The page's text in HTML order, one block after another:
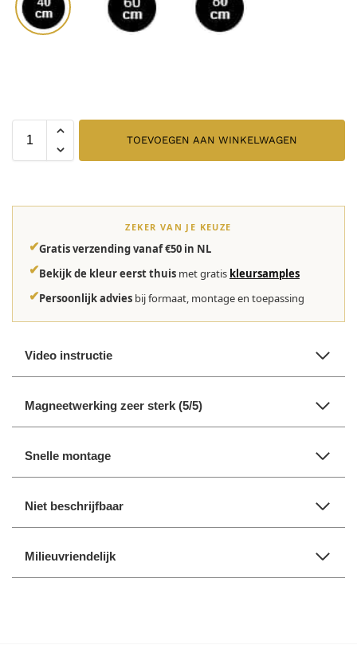
TOEVOEGEN AAN WINKELWAGEN
ZEKER VAN JE KEUZE
✔Gratis verzending vanaf €50 in NL
✔Bekijk de kleur eerst thuis met gratis kleursamples
✔Persoonlijk advies bij formaat, montage en toepassing
Video instructie
Magneetwerking zeer sterk (5/5)
Snelle montage
Niet beschrijfbaar
Milieuvriendelijk